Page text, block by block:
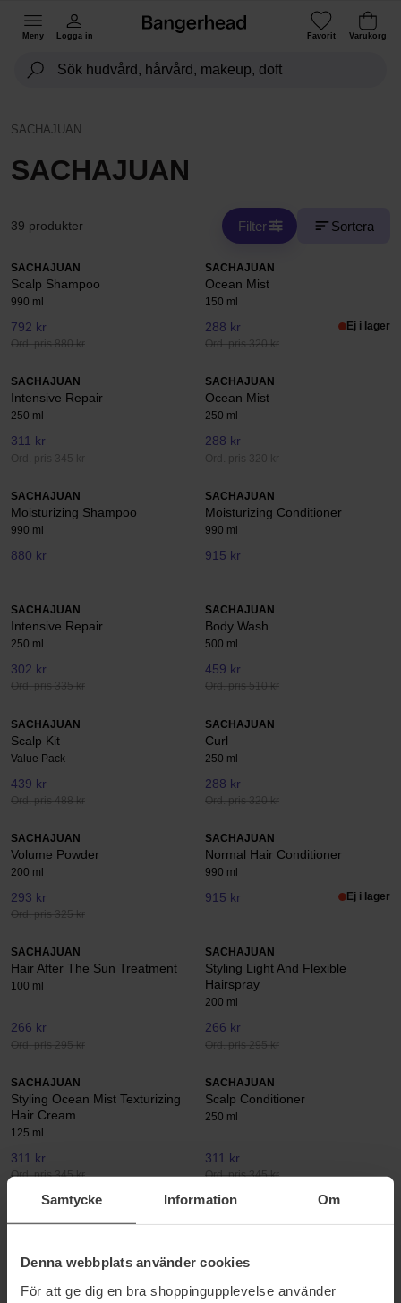
Samtycke Information Om
Denna webbplats använder cookies
För att ge dig en bra shoppingupplevelse använder
Meny Logga in Favorit Varukorg
SACHAJUAN
SACHAJUAN
39 produkter Filter Sortera
SACHAJUAN
Scalp Shampoo
990 ml
792 kr
Ord. pris 880 kr
SACHAJUAN
Ocean Mist
150 ml
288 kr
Ord. pris 320 kr
Ej i lager
SACHAJUAN
Intensive Repair
250 ml
311 kr
Ord. pris 345 kr
SACHAJUAN
Ocean Mist
250 ml
288 kr
Ord. pris 320 kr
SACHAJUAN
Moisturizing Shampoo
990 ml
880 kr
SACHAJUAN
Moisturizing Conditioner
990 ml
915 kr
SACHAJUAN
Intensive Repair
250 ml
302 kr
Ord. pris 335 kr
SACHAJUAN
Body Wash
500 ml
459 kr
Ord. pris 510 kr
SACHAJUAN
Scalp Kit
Value Pack
439 kr
Ord. pris 488 kr
SACHAJUAN
Curl
250 ml
288 kr
Ord. pris 320 kr
SACHAJUAN
Volume Powder
200 ml
293 kr
Ord. pris 325 kr
SACHAJUAN
Normal Hair Conditioner
990 ml
915 kr Ej i lager
SACHAJUAN
Hair After The Sun Treatment
100 ml
266 kr
Ord. pris 295 kr
SACHAJUAN
Styling Light And Flexible
Hairspray
200 ml
266 kr
Ord. pris 295 kr
SACHAJUAN
Styling Ocean Mist Texturizing
Hair Cream
125 ml
311 kr
Ord. pris 345 kr
SACHAJUAN
Scalp Conditioner
250 ml
311 kr
Ord. pris 345 kr
Volume Powder
293 kr
Ord. pris 325 kr
Scalp Conditioner
915 kr